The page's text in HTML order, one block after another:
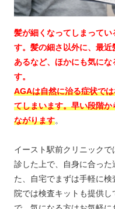
髪が細くなってしまって
す。髪の細さ以外に、最
あるなど、ほかにも気に
す。
AGAは自然に治る症状で
てしまいます。早い段階
ながります。
イースト駅前クリニック
診した上で、自身に合っ
た、自宅でまずは手軽に
院では検査キットも提供